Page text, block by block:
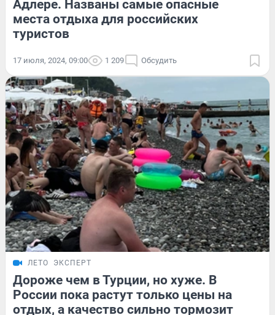
Адлере. Названы самые опасные
места отдыха для российских
туристов
17 июля, 2024, 09:00 1 209 Обсудить
ЛЕТО ЭКСПЕРТ
Дороже чем в Турции, но хуже. В
России пока растут только цены на
отдых, а качество сильно тормозит